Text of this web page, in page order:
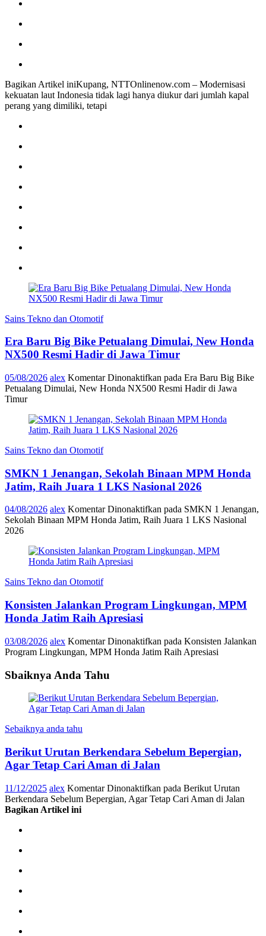
Bagikan Artikel iniKupang, NTTOnlinenow.com – Modernisasi
kekuatan laut Indonesia tidak lagi hanya diukur dari jumlah kapal
perang yang dimiliki, tetapi
Sains Tekno dan Otomotif
Era Baru Big Bike Petualang Dimulai, New Honda
NX500 Resmi Hadir di Jawa Timur
05/08/2026 alex Komentar Dinonaktifkan pada Era Baru Big Bike
Petualang Dimulai, New Honda NX500 Resmi Hadir di Jawa
Timur
Sains Tekno dan Otomotif
SMKN 1 Jenangan, Sekolah Binaan MPM Honda
Jatim, Raih Juara 1 LKS Nasional 2026
04/08/2026 alex Komentar Dinonaktifkan pada SMKN 1 Jenangan,
Sekolah Binaan MPM Honda Jatim, Raih Juara 1 LKS Nasional
2026
Sains Tekno dan Otomotif
Konsisten Jalankan Program Lingkungan, MPM
Honda Jatim Raih Apresiasi
03/08/2026 alex Komentar Dinonaktifkan pada Konsisten Jalankan
Program Lingkungan, MPM Honda Jatim Raih Apresiasi
Sbaiknya Anda Tahu
Sebaiknya anda tahu
Berikut Urutan Berkendara Sebelum Bepergian,
Agar Tetap Cari Aman di Jalan
11/12/2025 alex Komentar Dinonaktifkan pada Berikut Urutan
Berkendara Sebelum Bepergian, Agar Tetap Cari Aman di Jalan
Bagikan Artikel ini